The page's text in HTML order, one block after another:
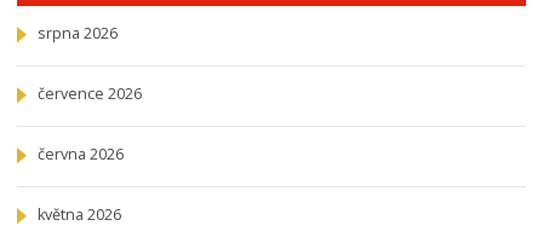
srpna 2026
července 2026
června 2026
května 2026